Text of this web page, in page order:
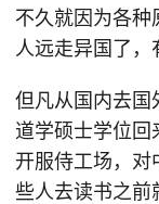
不久就因为各种
人远走异国了
但凡从国内去国
道学硕士学位回
开服侍工场，对
些人去读书之前